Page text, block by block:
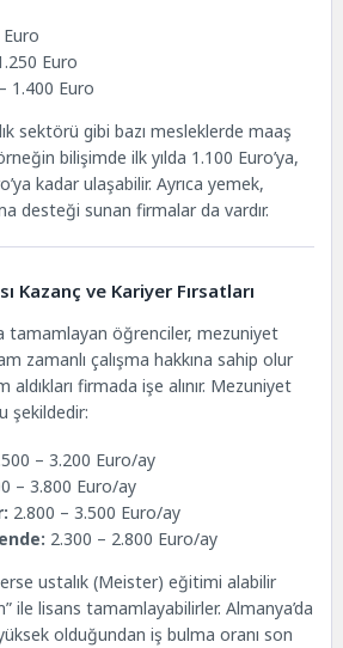
Euro
1.400 Euro
sektörü gibi bazı mesleklerde maaş
bilişimde ilk yılda 1.100 Euro’ya,
kadar ulaşabilir. Ayrıca yemek,
desteği sunan firmalar da vardır.
Kazanç ve Kariyer Fırsatları
tamamlayan öğrenciler, mezuniyet
zamanlı çalışma hakkına sahip olur
firmada işe alınır. Mezuniyet
şekildedir:
– 3.200 Euro/ay
– 3.800 Euro/ay
2.800 – 3.500 Euro/ay
2.300 – 2.800 Euro/ay
ustalık (Meister) eğitimi alabilir
ile lisans tamamlayabilirler. Almanya’da
olduğundan iş bulma oranı son